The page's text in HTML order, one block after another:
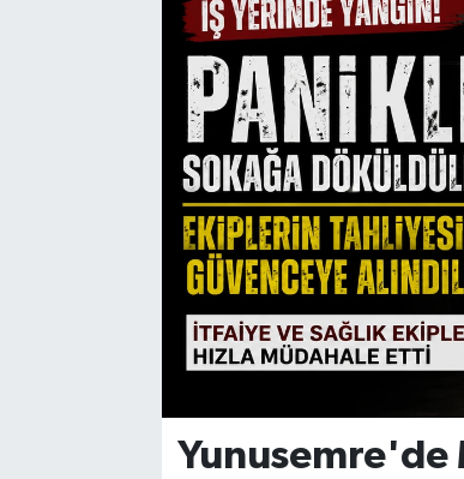
Yunusemre'de
Gizlilik Sözleşmesi